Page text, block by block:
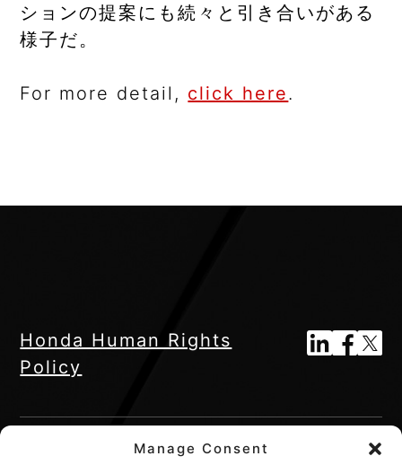
Manage Consent
ションの提案にも続々と引き合いがある
様子だ。
For more detail, click here.
Honda Human Rights
Policy